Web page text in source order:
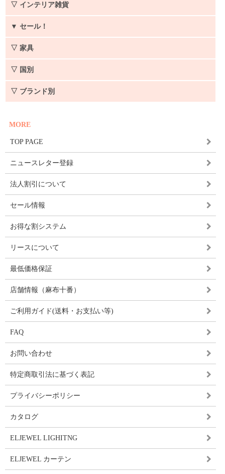
▽ インテリア雑貨
▼ セール！
▽ 家具
▽ 国別
▽ ブランド別
MORE
TOP PAGE
ニュースレター登録
法人割引について
セール情報
お得な割システム
リースについて
最低価格保証
店舗情報（麻布十番）
ご利用ガイド(送料・お支払い等)
FAQ
お問い合わせ
特定商取引法に基づく表記
プライバシーポリシー
カタログ
ELJEWEL LIGHITNG
ELJEWEL カーテン